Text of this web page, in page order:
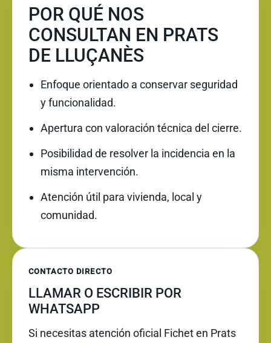
POR QUÉ NOS
CONSULTAN EN PRATS
DE LLUÇANÈS
Enfoque orientado a conservar seguridad
y funcionalidad.
Apertura con valoración técnica del cierre.
Posibilidad de resolver la incidencia en la
misma intervención.
Atención útil para vivienda, local y
comunidad.
CONTACTO DIRECTO
LLAMAR O ESCRIBIR POR
WHATSAPP
Si necesitas atención oficial Fichet en Prats